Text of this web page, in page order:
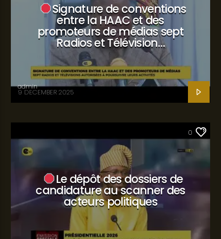
Signature de conventions
entre la HAAC et des
promoteurs de médias sept
Radios et Télévision…
admin
9 DECEMBER 2025
0
Le dépôt des dossiers de
candidature au scanner des
acteurs politiques